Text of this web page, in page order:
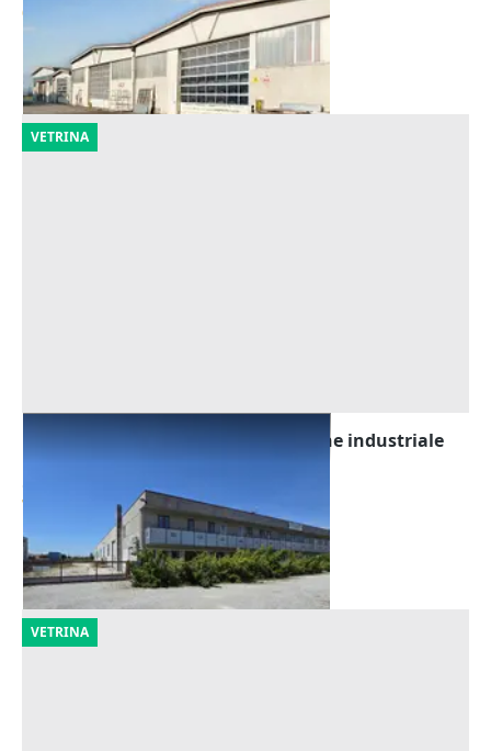
Cicognolo (Cremona)
665.123 €
06/10/2026
VETRINA
Asta Tribunale di Udine - Capannone industriale
con beni mobili
(Udine)
711.735 €
02/10/2026
VETRINA